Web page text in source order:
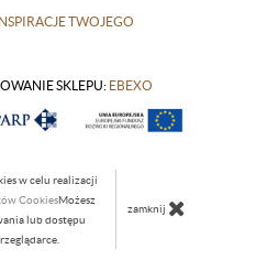
TWOJEGO
SKLEPU: EBEXO
w celu realizacji
CookiesMożesz
lub dostępu
zamknij